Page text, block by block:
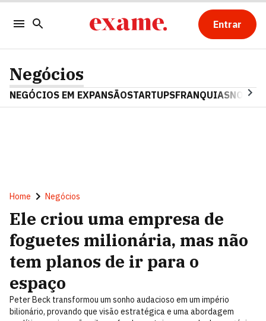
Entrar
Negócios
NEGÓCIOS EM EXPANSÃOSTARTUPSFRANQUIAS
Home Negócios
Ele criou uma empresa de
foguetes milionária, mas não
tem planos de ir para o
espaço
Peter Beck transformou um sonho audacioso em um império
bilionário, provando que visão estratégica e uma abordagem